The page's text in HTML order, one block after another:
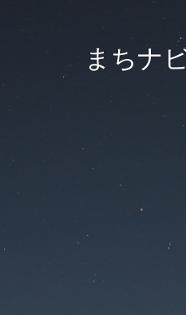
まちナ